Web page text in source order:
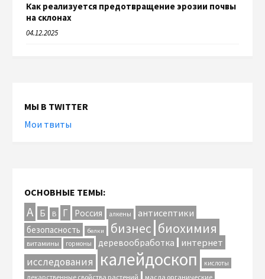
Как реализуется предотвращение эрозии почвы
на склонах
04.12.2025
МЫ В TWITTER
Мои твиты
ОСНОВНЫЕ ТЕМЫ:
А Б В Г Россия алкены антисептики
безопасность белки бизнес биохимия
витамины гормоны деревообработка интернет
исследования калейдоскоп кислоты
лекарственные свойства растений масла органические